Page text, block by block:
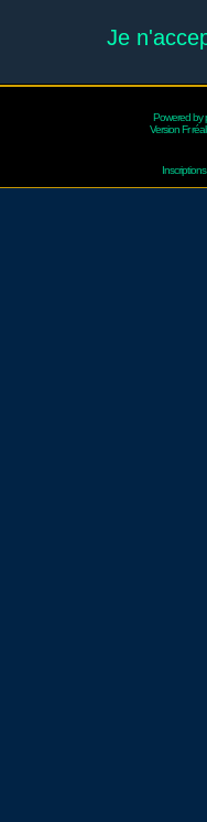
Je
Powered by
Version Fr